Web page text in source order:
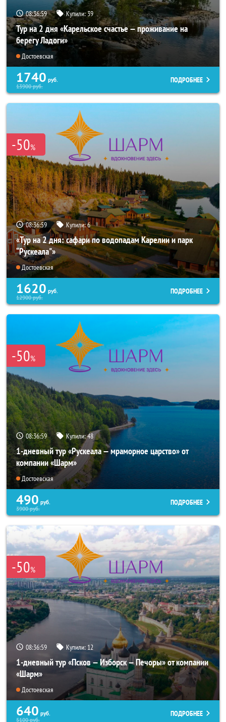
08:36:57 Купили:39
Тур на 2 дня «Карельское счастье — проживание на
берегу Ладоги»
Достоевская
1740 руб.
13900руб.
ПОДРОБНЕЕ
-50%
08:36:57 Купили:6
«Тур на 2 дня: сафари по водопадам Карелии и парк
“Рускеала"»
Достоевская
1620 руб.
12900руб.
ПОДРОБНЕЕ
-50%
08:36:57 Купили:48
1-дневный тур «Рускеала — мраморное царство» от
компании «Шарм»
Достоевская
490 руб.
3900руб.
ПОДРОБНЕЕ
-50%
08:36:57 Купили: 12
1-дневный тур «Псков — Изборск — Печоры» от компании
«Шарм»
Достоевская
640 руб.
5100руб.
ПОДРОБНЕЕ